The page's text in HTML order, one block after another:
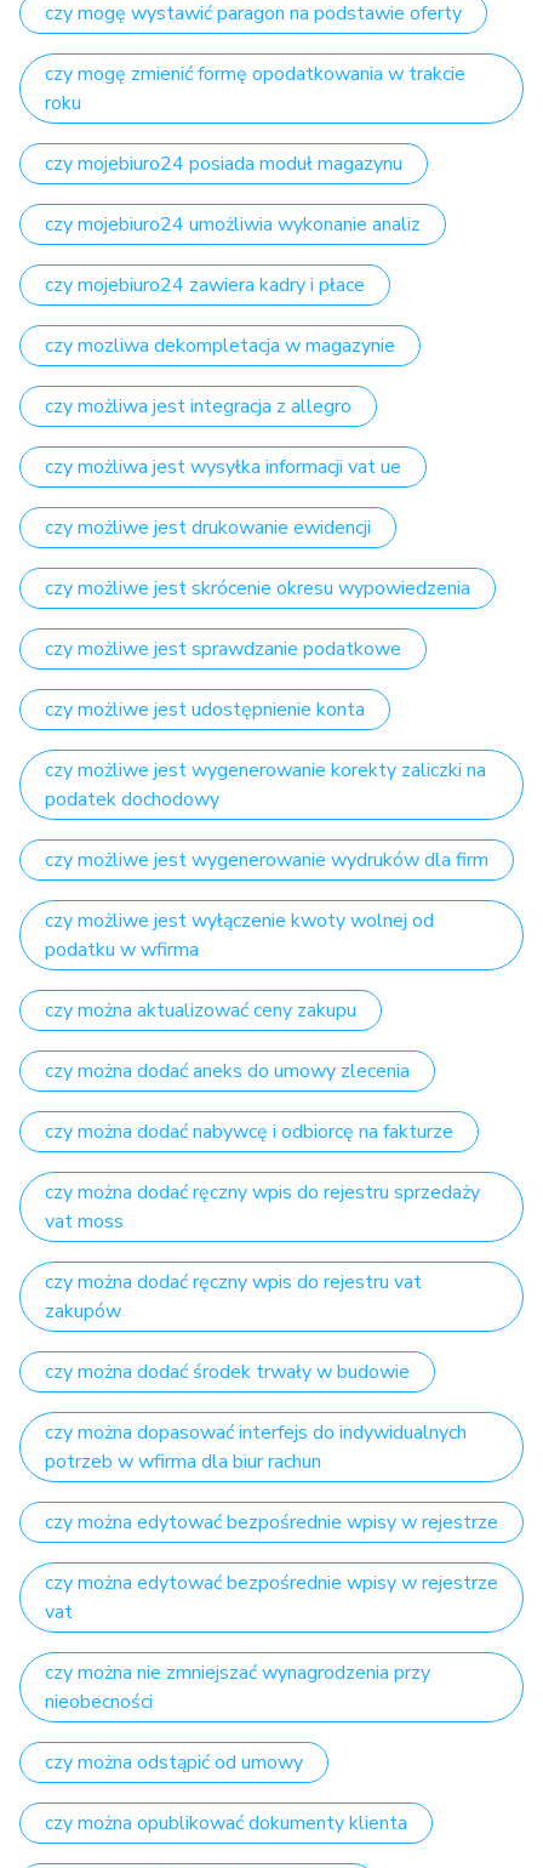
czy mogę wystawić paragon na podstawie oferty
czy mogę zmienić formę opodatkowania w trakcie
roku
czy mojebiuro24 posiada moduł magazynu
czy mojebiuro24 umożliwia wykonanie analiz
czy mojebiuro24 zawiera kadry i płace
czy mozliwa dekompletacja w magazynie
czy możliwa jest integracja z allegro
czy możliwa jest wysyłka informacji vat ue
czy możliwe jest drukowanie ewidencji
czy możliwe jest skrócenie okresu wypowiedzenia
czy możliwe jest sprawdzanie podatkowe
czy możliwe jest udostępnienie konta
czy możliwe jest wygenerowanie korekty zaliczki na
podatek dochodowy
czy możliwe jest wygenerowanie wydruków dla firm
czy możliwe jest wyłączenie kwoty wolnej od
podatku w wfirma
czy można aktualizować ceny zakupu
czy można dodać aneks do umowy zlecenia
czy można dodać nabywcę i odbiorcę na fakturze
czy można dodać ręczny wpis do rejestru sprzedaży
vat moss
czy można dodać ręczny wpis do rejestru vat
zakupów
czy można dodać środek trwały w budowie
czy można dopasować interfejs do indywidualnych
potrzeb w wfirma dla biur rachun
czy można edytować bezpośrednie wpisy w rejestrze
czy można edytować bezpośrednie wpisy w rejestrze
vat
czy można nie zmniejszać wynagrodzenia przy
nieobecności
czy można odstąpić od umowy
czy można opublikować dokumenty klienta